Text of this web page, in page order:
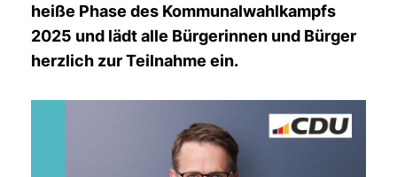
heiße Phase des Kommunalwahlkampfs
2025 und lädt alle Bürgerinnen und Bürger
herzlich zur Teilnahme ein.